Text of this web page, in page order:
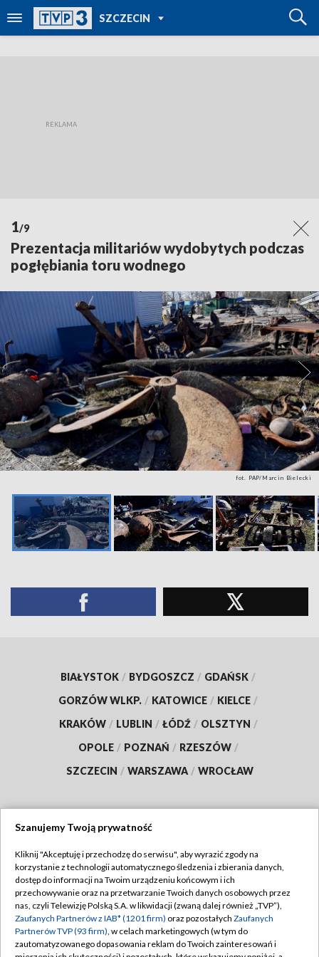
SZCZECIN
TVP REGIONY
1/9
Prezentacja militariów wydobytych podczas
pogłębiania toru wodnego
fot. PAP/Marcin Bielecki
BIAŁYSTOK / BYDGOSZCZ / GDAŃSK /
GORZÓW WLKP. / KATOWICE / KIELCE /
KRAKÓW / LUBLIN / ŁÓDŹ / OLSZTYN /
OPOLE / POZNAŃ / RZESZÓW /
SZCZECIN / WARSZAWA / WROCŁAW
TVP
Abonament TVP
Emisja w TVP
Centrum informacji TVP
Regulamin TVP
Polityka prywatności
Moje zgody
Szanujemy Twoją prywatność
Kliknij "Akceptuję i przechodzę do serwisu", aby wyrazić zgody na
korzystanie z technologii automatycznego śledzenia i zbierania danych,
dostęp do informacji na Twoim urządzeniu końcowym i ich
przechowywanie oraz na przetwarzanie Twoich danych osobowych przez
nas, czyli Telewizję Polską S.A. w likwidacji (zwaną dalej również „TVP”),
Zaufanych Partnerów z IAB* (1201 firm) oraz pozostałych Zaufanych
Partnerów TVP (93 firm), w celach marketingowych (w tym do
zautomatyzowanego dopasowania reklam do Twoich zainteresowań i